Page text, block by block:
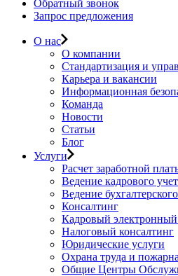
Обратный звонок
Запрос предложения
О нас
О компании
Стандартизация и
Карьера и вакансии
Информационная
Команда
Новости
Статьи
Блог
Услуги
Расчет заработной
Ведение кадрового
Ведение
Консалтинг
Кадровый
Налоговый консалтинг
Юридические услуги
Охрана труда и
Общие Центры